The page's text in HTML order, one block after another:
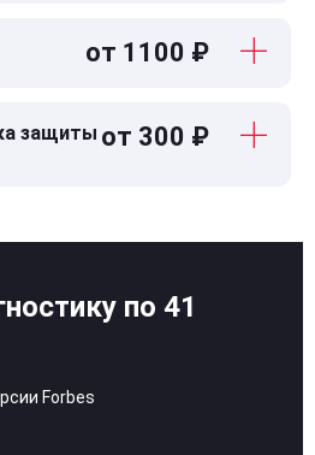
от 1100 ₽
защиты от 300 ₽
по 41
Forbes